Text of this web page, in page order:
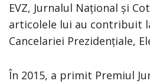
EVZ, Jurnalul Național și
articolele lui au contribuit
Cancelariei Prezidențiale,
În 2015, a primit Premiul